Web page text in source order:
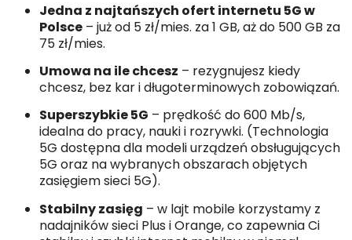
Jedna z najtańszych ofert internetu 5G w
Polsce – już od 5 zł/mies. za 1 GB, aż do 500 GB za
75 zł/mies.
Umowa na ile chcesz – rezygnujesz kiedy
chcesz, bez kar i długoterminowych zobowiązań.
Superszybkie 5G – prędkość do 600 Mb/s,
idealna do pracy, nauki i rozrywki. (Technologia
5G dostępna dla modeli urządzeń obsługujących
5G oraz na wybranych obszarach objętych
zasięgiem sieci 5G).
Stabilny zasięg – w lajt mobile korzystamy z
nadajników sieci Plus i Orange, co zapewnia Ci